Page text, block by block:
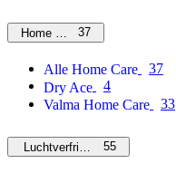
Home Care37
Alle Home Care
37
Dry Ace
4
Valma Home Care
33
Luchtverfrissers55